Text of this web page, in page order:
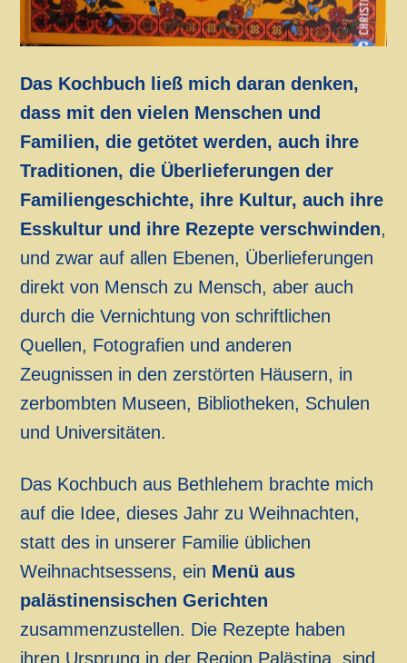
Das Kochbuch ließ mich daran denken,
dass mit den vielen Menschen und
Familien, die getötet werden, auch ihre
Traditionen, die Überlieferungen der
Familiengeschichte, ihre Kultur, auch ihre
Esskultur und ihre Rezepte verschwinden,
und zwar auf allen Ebenen, Überlieferungen
direkt von Mensch zu Mensch, aber auch
durch die Vernichtung von schriftlichen
Quellen, Fotografien und anderen
Zeugnissen in den zerstörten Häusern, in
zerbombten Museen, Bibliotheken, Schulen
und Universitäten.
Das Kochbuch aus Bethlehem brachte mich
auf die Idee, dieses Jahr zu Weihnachten,
statt des in unserer Familie üblichen
Weihnachtsessens, ein Menü aus
palästinensischen Gerichten
zusammenzustellen. Die Rezepte haben
ihren Ursprung in der Region Palästina, sind